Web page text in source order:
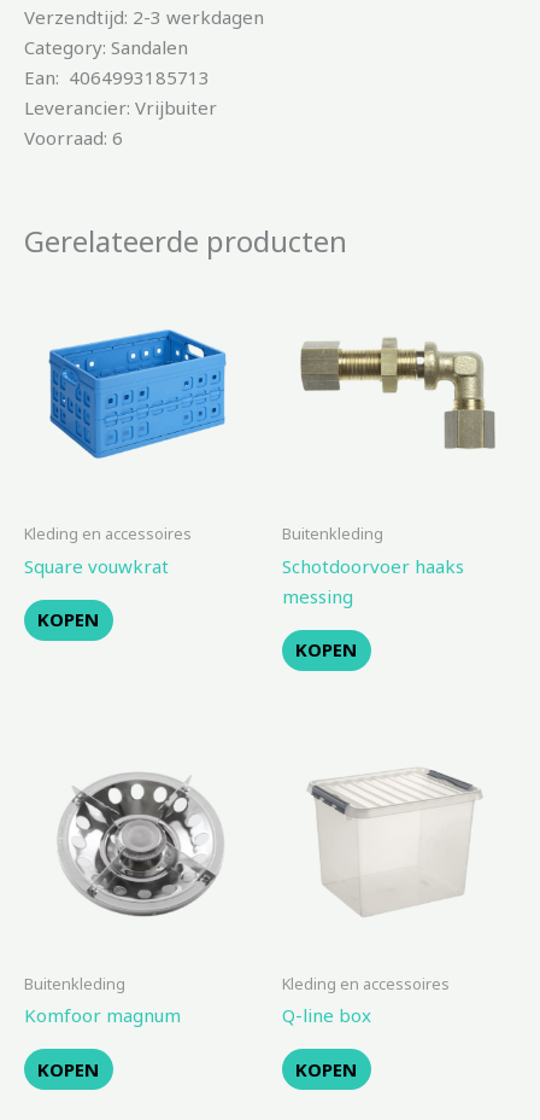
Verzendtijd: 2-3 werkdagen
Category: Sandalen
Ean: 4064993185713
Leverancier: Vrijbuiter
Voorraad: 6
Gerelateerde producten
Kleding en accessoires
Square vouwkrat
KOPEN
Buitenkleding
Schotdoorvoer haaks
messing
KOPEN
Buitenkleding
Komfoor magnum
KOPEN
Kleding en accessoires
Q-line box
KOPEN